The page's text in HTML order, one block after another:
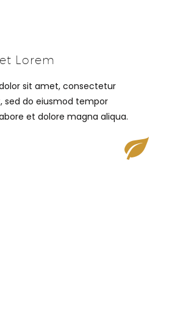
Lorem
sit amet, consectetur
sed do eiusmod tempor
et dolore magna aliqua.

